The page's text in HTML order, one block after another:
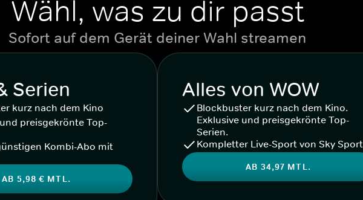
Wähl, was zu dir passt
Sofort auf dem Gerät deiner Wahl streamen
Serien
kurz nach dem Kino
preisgekrönte Top-
Kombi-Abo mit
AB 5,98 € MTL.
Alles von WOW
Blockbuster kurz nach dem Kino.
Exklusive und preisgekrönte Top-
Serien.
Kompletter Live-Sport von Sky Sport
AB 34,97 MTL.